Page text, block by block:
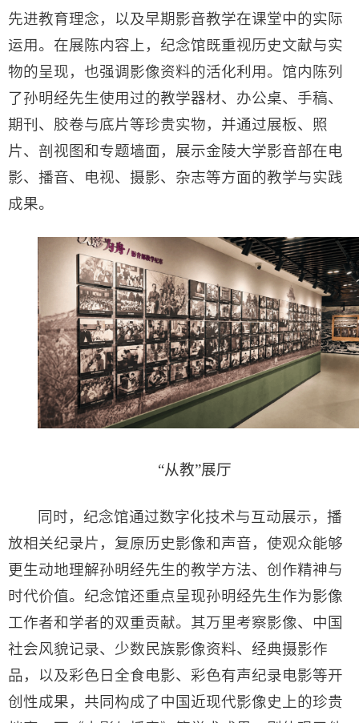
先进教育理念，以及早期影音教学在课堂中的实际
运用。在展陈内容上，纪念馆既重视历史文献与实
物的呈现，也强调影像资料的活化利用。馆内陈列
了孙明经先生使用过的教学器材、办公桌、手稿、
期刊、胶卷与底片等珍贵实物，并通过展板、照
片、剖视图和专题墙面，展示金陵大学影音部在电
影、播音、电视、摄影、杂志等方面的教学与实践
成果。
“从教”展厅
同时，纪念馆通过数字化技术与互动展示，播
放相关纪录片，复原历史影像和声音，使观众能够
更生动地理解孙明经先生的教学方法、创作精神与
时代价值。纪念馆还重点呈现孙明经先生作为影像
工作者和学者的双重贡献。其万里考察影像、中国
社会风貌记录、少数民族影像资料、经典摄影作
品，以及彩色日全食电影、彩色有声纪录电影等开
创性成果，共同构成了中国近现代影像史上的珍贵